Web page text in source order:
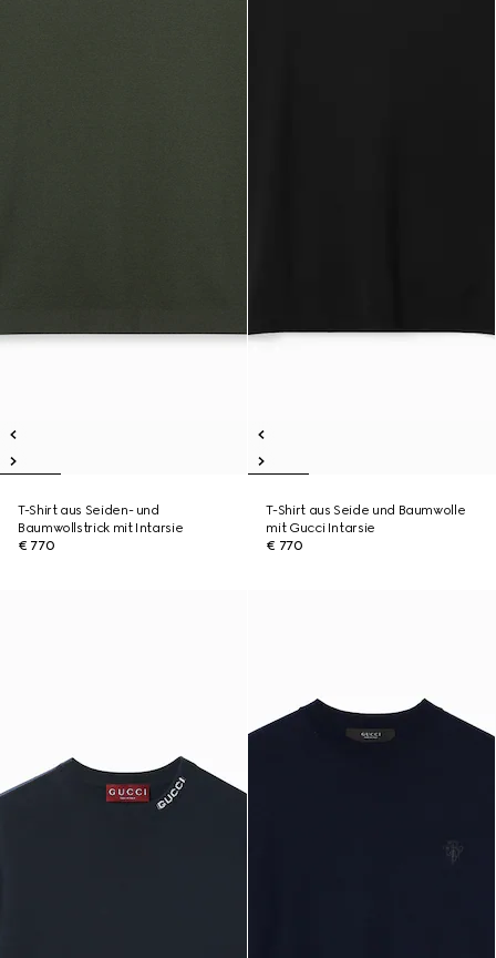
T-Shirt aus Seiden- und
Baumwollstrick mit Intarsie
€ 770
T-Shirt aus Seide und Baumwolle
mit Gucci Intarsie
€ 770